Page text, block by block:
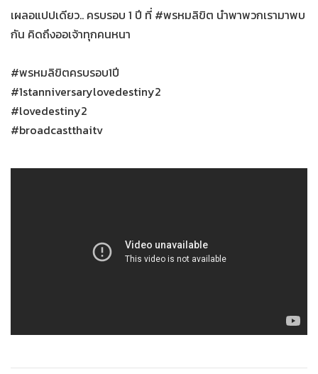
เผลอแปปเดียว.. ครบรอบ 1 ปี ที่ #พรหมลิขิต นำพาพวกเรามาพบ
กัน คิดถึงออเจ้าทุกคนหนา
#พรหมลิขิตครบรอบ1ปี
#1stanniversarylovedestiny2
#lovedestiny2
#broadcastthaitv